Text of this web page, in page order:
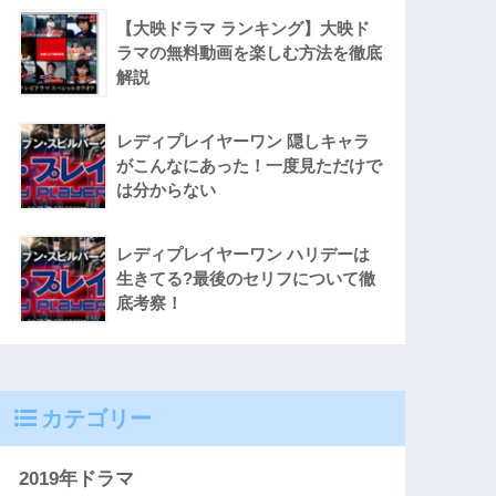
【大映ドラマ ランキング】大映ド
ラマの無料動画を楽しむ方法を徹底
解説
レディプレイヤーワン 隠しキャラ
がこんなにあった！一度見ただけで
は分からない
レディプレイヤーワン ハリデーは
生きてる?最後のセリフについて徹
底考察！
カテゴリー
2019年ドラマ